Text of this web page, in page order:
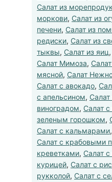
Салат из
моркови, Салат из
печени, Салат из
редиски, Салат из
тыквы, Салат из яиц,
Салат Мимоза,
мясной, Салат
Салат с авокадо,
с апельсином, Салат
виноградом, Салат
зеленым горошком,
Салат с кальмарами,
Салат с крабовыми
креветками, Салат
курицей, Салат с
рукколой, Салат с